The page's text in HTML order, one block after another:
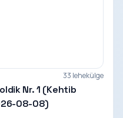
33 lehekülge
Nr. 1 (Kehtib
08-08)